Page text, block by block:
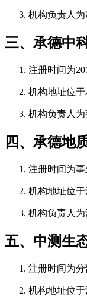
机构负责人为
三、承德中
注册时间为
机构地址位于
机构负责人为
四、承德地
注册时间为事
机构地址位于
机构负责人为
五、中测生
注册时间为分
机构地址位于